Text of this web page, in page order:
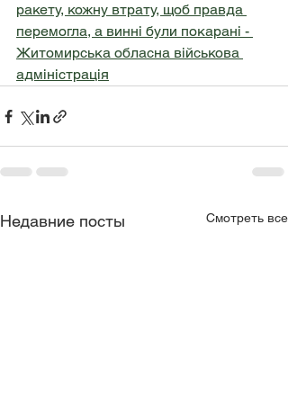
ракету, кожну втрату, щоб правда
перемогла, а винні були покарані -
Житомирська обласна військова
адміністрація
Недавние посты Смотреть все